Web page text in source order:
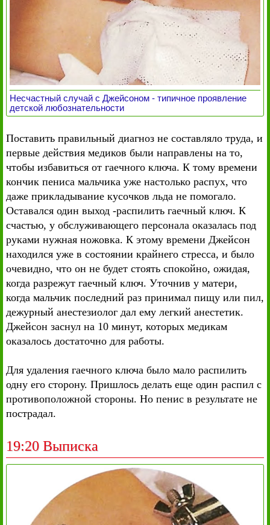
Несчастный случай с Джейсоном - типичное проявление
детской любознательности
Поставить правильный диагноз не составляло труда, и
первые действия медиков были направлены на то,
чтобы избавиться от гаечного ключа. К тому времени
кончик пениса мальчика уже настолько распух, что
даже прикладывание кусочков льда не помогало.
Оставался один выход -распилить гаечный ключ. К
счастью, у обслуживающего персонала оказалась под
руками нужная ножовка. К этому времени Джейсон
находился уже в состоянии крайнего стресса, и было
очевидно, что он не будет стоять спокойно, ожидая,
когда разрежут гаечный ключ. Уточнив у матери,
когда мальчик последний раз принимал пищу или пил,
дежурный анестезиолог дал ему легкий анестетик.
Джейсон заснул на 10 минут, которых медикам
оказалось достаточно для работы.
Для удаления гаечного ключа было мало распилить
одну его сторону. Пришлось делать еще один распил с
противоположной стороны. Но пенис в результате не
пострадал.
19:20 Выписка